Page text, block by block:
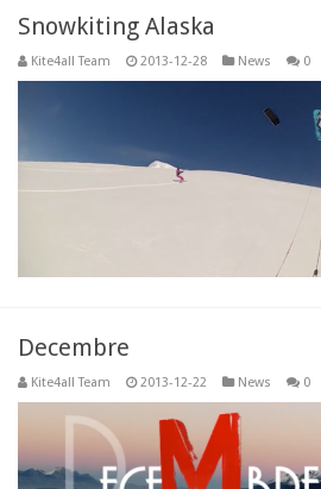
Snowkiting Alaska
Kite4all Team 2013-12-28 News 0
Decembre
Kite4all Team 2013-12-22 News 0